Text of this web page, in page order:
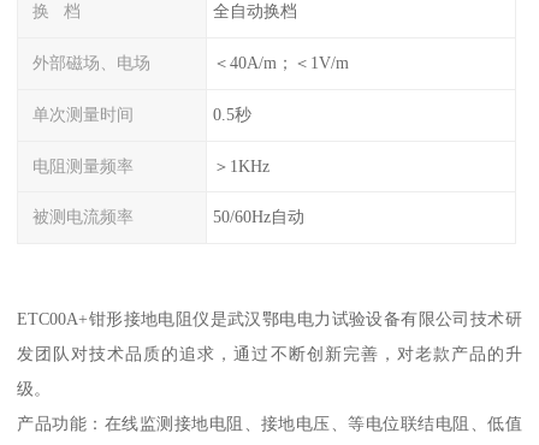
换 档 全自动换档
外部磁场、电场 ＜40A/m；＜1V/m
单次测量时间 0.5秒
电阻测量频率 ＞1KHz
被测电流频率 50/60Hz自动
ETC00A+钳形接地电阻仪是武汉鄂电电力试验设备有限公司技术研
发团队对技术品质的追求，通过不断创新完善，对老款产品的升
级。
产品功能：在线监测接地电阻、接地电压、等电位联结电阻、低值